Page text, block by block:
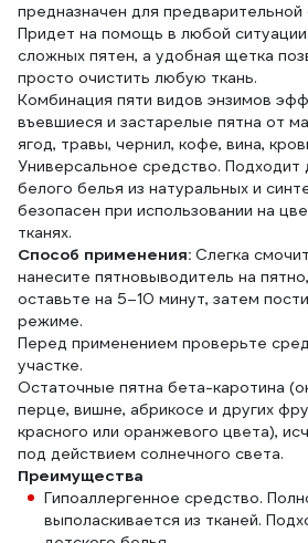
предназначен для предварительной
Придет на помощь в любой ситуации
сложных пятен, а удобная щетка
просто очистить любую ткань.
Комбинация пяти видов энзимов
въевшиеся и застарелые пятна от
ягод, травы, чернил, кофе, вина,
Универсальное средство. Подходит
белого белья из натуральных и
безопасен при использовании на
тканях.
Способ применения: Слегка
нанесите пятновыводитель на
оставьте на 5–10 минут, затем
режиме.
Перед применением проверьте
участке.
Остаточные пятна бета-каротина
перце, вишне, абрикосе и других
красного или оранжевого цвета),
под действием солнечного света.
Преимущества
Гипоаллергенное средство.
выполаскивается из тканей.